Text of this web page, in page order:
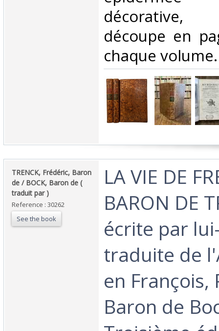
découpe en
chaque volume.‎
‎TRENCK, Frédéric, Baron
de / BOCK, Baron de (
traduit par ) ‎
Reference : 30262
See the book
‎LA VIE DE
BARON DE
écrite par
traduite de
en François,
Baron de